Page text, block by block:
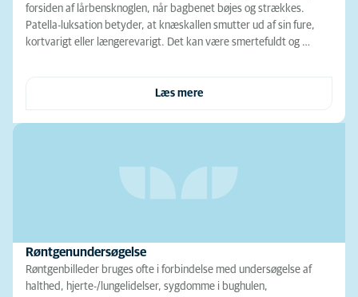
forsiden af lårbensknoglen, når bagbenet bøjes og strækkes.
Patella-luksation betyder, at knæskallen smutter ud af sin fure,
kortvarigt eller længerevarigt. Det kan være smertefuldt og …
Læs mere
Røntgenundersøgelse
Røntgenbilleder bruges ofte i forbindelse med undersøgelse af
halthed, hjerte-/lungelidelser, sygdomme i bughulen,